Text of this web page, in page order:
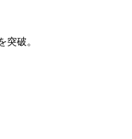
突破。